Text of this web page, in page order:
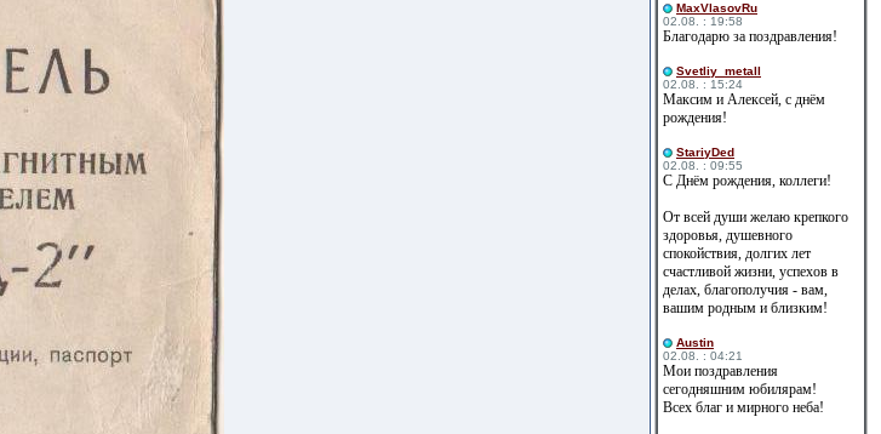
MaxVlasovRu
02.08. : 19:58
Благодарю за поздравления!
Svetliy_metall
02.08. : 15:24
Максим и Алексей, с днём
рождения!
StariyDed
02.08. : 09:55
С Днём рождения, коллеги!
От всей души желаю крепкого
здоровья, душевного
спокойствия, долгих лет
счастливой жизни, успехов в
делах, благополучия - вам,
вашим родным и близким!
Austin
02.08. : 04:21
Мои поздравления
сегодняшним юбилярам!
Всех благ и мирного неба!